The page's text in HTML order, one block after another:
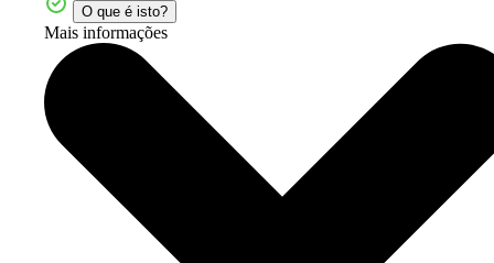
O que é isto?
Mais informações